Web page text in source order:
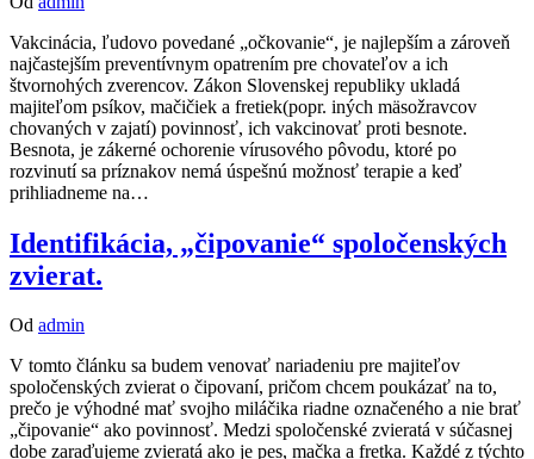
Vakcinácia, ľudovo povedané „očkovanie“, je najlepším a zároveň
najčastejším preventívnym opatrením pre chovateľov a ich
štvornohých zverencov. Zákon Slovenskej republiky ukladá
majiteľom psíkov, mačičiek a fretiek(popr. iných mäsožravcov
chovaných v zajatí) povinnosť, ich vakcinovať proti besnote.
Besnota, je zákerné ochorenie vírusového pôvodu, ktoré po
rozvinutí sa príznakov nemá úspešnú možnosť terapie a keď
prihliadneme na…
Identifikácia, „čipovanie“ spoločenských
zvierat.
Od admin
V tomto článku sa budem venovať nariadeniu pre majiteľov
spoločenských zvierat o čipovaní, pričom chcem poukázať na to,
prečo je výhodné mať svojho miláčika riadne označeného a nie brať
„čipovanie“ ako povinnosť. Medzi spoločenské zvieratá v súčasnej
dobe zaraďujeme zvieratá ako je pes, mačka a fretka. Každé z týchto